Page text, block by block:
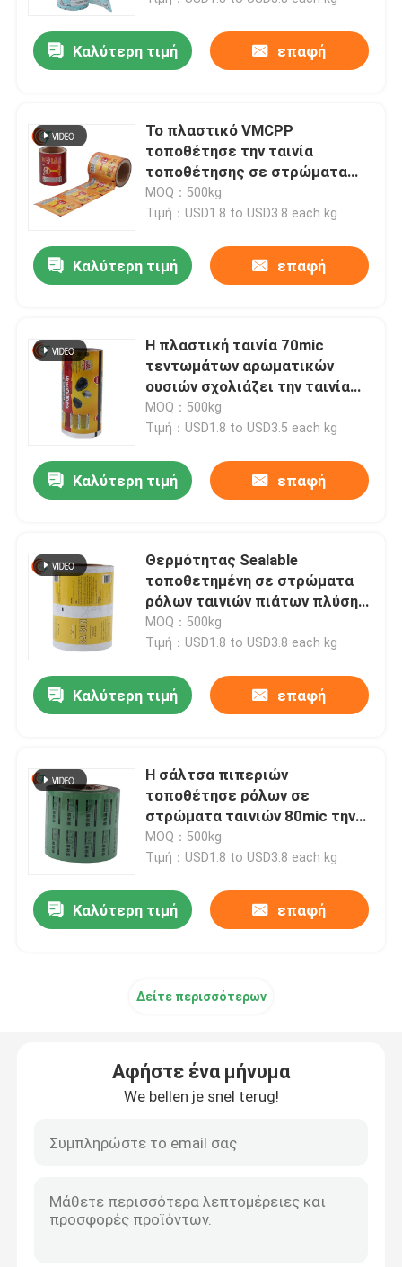
Προϊόντα
Σχετικά με εμάς
Επισκεψή εργοστασίου
Ζητήστε μια προσφορά
Ταινία συσκευασίας BOPP
Πλαστική συσκευάζοντας ταινία ρόλων
Καλύτερη τιμή επαφή
Το πλαστικό VMCPP
τοποθέτησε την ταινία
τοποθέτησης σε στρώματα
ρόλων χρώματος συσκευασίας
παιχνιδιών ταινιών ρόλων σε
MOQ：500kg
Τιμή：USD1.8 to USD3.8 each kg
Καλύτερη τιμή επαφή
Η πλαστική ταινία 70mic
τεντωμάτων αρωματικών
ουσιών σχολιάζει την ταινία
τοποθέτησης σε στρώματα
MOQ：500kg
Τιμή：USD1.8 to USD3.5 each kg
Καλύτερη τιμή επαφή
Θερμότητας Sealable
τοποθετημένη σε στρώματα
ρόλων ταινιών πιάτων πλύσης
υγρή συσκευασία αργιλίου
ρόλων ταινιών σακουλιών
MOQ：500kg
Τιμή：USD1.8 to USD3.8 each kg
Καλύτερη τιμή επαφή
Η σάλτσα πιπεριών
τοποθέτησε ρόλων σε
στρώματα ταινιών 80mic την
πλαστική τυλίγοντας ταινία
της PET ταινιών τοποθετημένη
MOQ：500kg
Τιμή：USD1.8 to USD3.8 each kg
Καλύτερη τιμή επαφή
Δείτε περισσότερων
Αφήστε ένα μήνυμα
We bellen je snel terug!